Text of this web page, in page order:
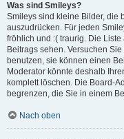
Was sind Smileys?
Smileys sind kleine Bilder, die
auszudrücken. Für jeden
fröhlich und :( traurig. Die
Beitrags sehen. Versuchen
benutzen, sie können einen
Moderator könnte deshalb
komplett löschen. Die Board-
begrenzen, die Sie in einem
Nach oben